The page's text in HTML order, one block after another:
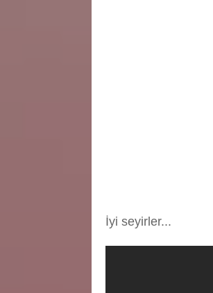
İyi seyirler...